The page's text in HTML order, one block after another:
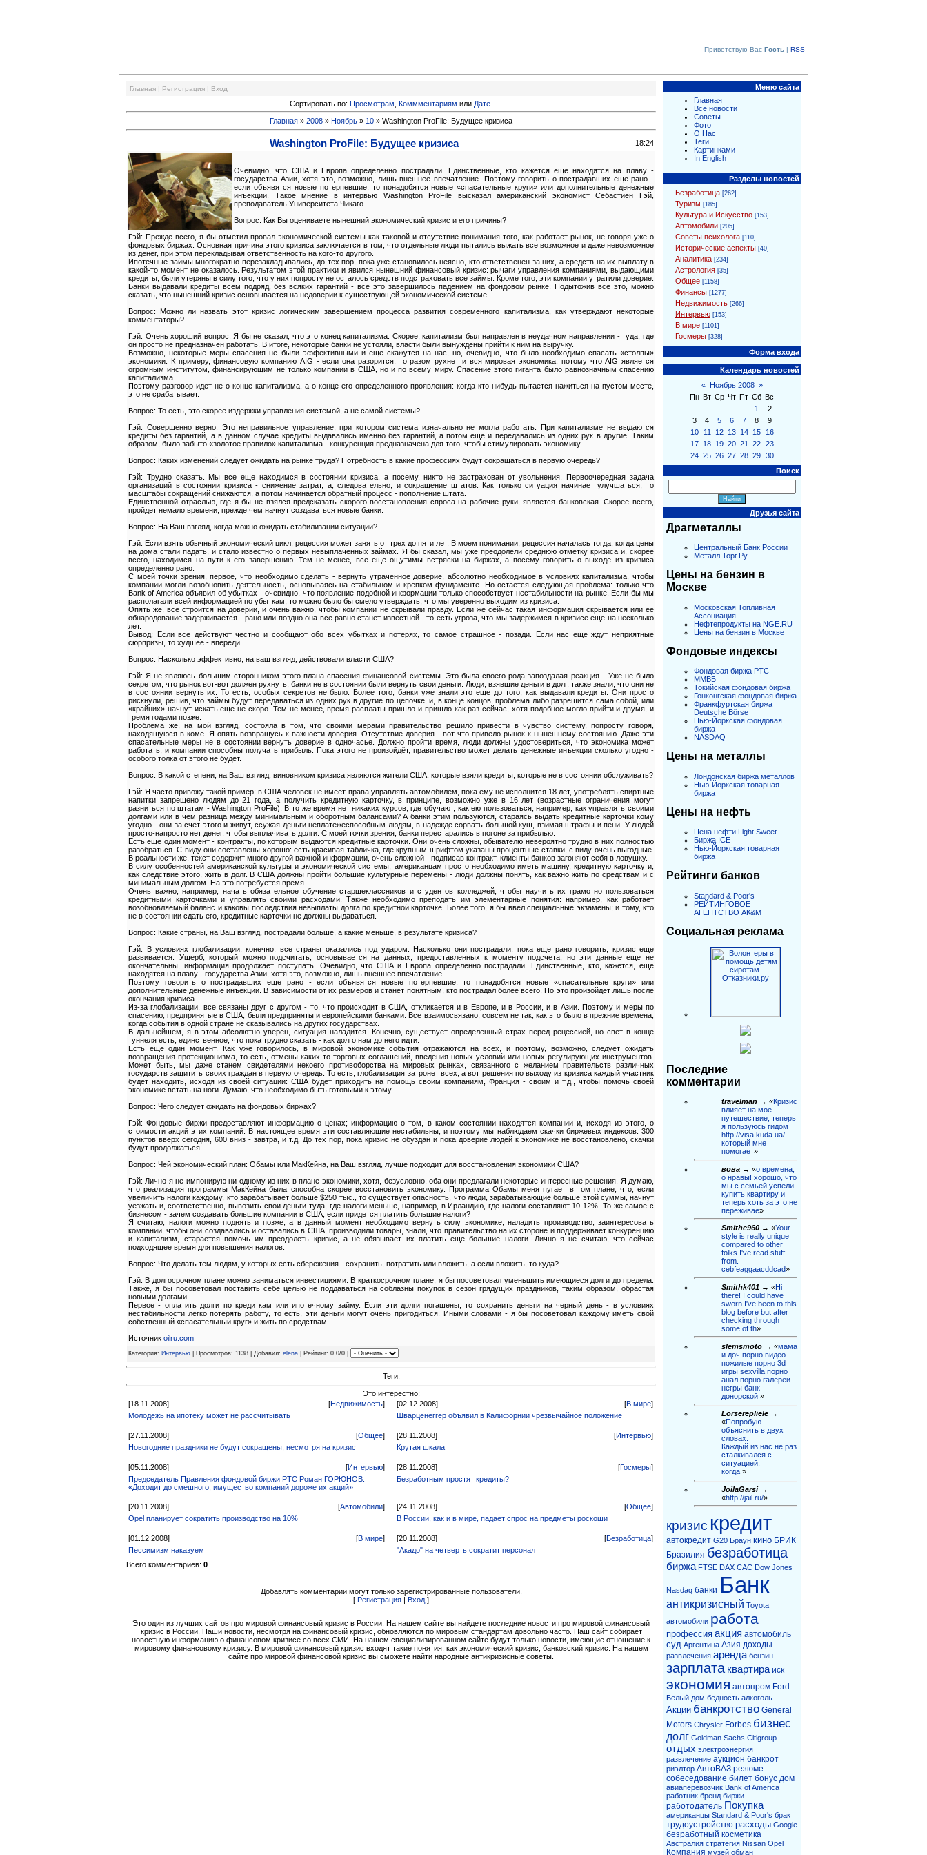
Приветствую Вас Гость | RSS
Главная | Регистрация | Вход
Сортировать по: Просмотрам Коммментариям или Дате
Главная » 2008 » Ноябрь » 10 » Washington ProFile: Будущее кризиса
Washington ProFile: Будущее кризиса 18:24
Очевидно, что США и Европа определенно пострадали. Единственные, кто кажется еще находятся на плаву -
государства Азии, хотя это, возможно, лишь внешнее впечатление. Поэтому говорить о пострадавших еще рано -
если объявятся новые потерпевшие, то понадобятся новые «спасательные круги» или дополнительные денежные
инъекции. Такое мнение в интервью Washington ProFile высказал американский экономист Себастиен Гэй,
преподаватель Университета Чикаго.
Вопрос: Как Вы оцениваете нынешний экономический кризис и его причины?
Гэй: Прежде всего, я бы отметил провал экономической системы как таковой и отсутствие понимания того, как работает рынок, не говоря уже о
фондовых биржах. Основная причина этого кризиса заключается в том, что отдельные люди пытались выжать все возможное и даже невозможное
из денег, при этом перекладывая ответственность на кого-то другого.
Ипотечные займы многократно перезакладывались, до тех пор, пока уже становилось неясно, кто ответственен за них, а средств на их выплату в
какой-то момент не оказалось. Результатом этой практики и явился нынешний финансовый кризис: рычаги управления компаниями, выдающими
кредиты, были утеряны в силу того, что у них попросту не осталось средств подстраховать все займы. Кроме того, эти компании утратили доверие.
Банки выдавали кредиты всем подряд, без всяких гарантий - все это завершилось падением на фондовом рынке. Подытожив все это, можно
сказать, что нынешний кризис основывается на недоверии к существующей экономической системе.
Вопрос: Можно ли назвать этот кризис логическим завершением процесса развития современного капитализма, как утверждают некоторые
комментаторы?
Гэй: Очень хороший вопрос. Я бы не сказал, что это конец капитализма. Скорее, капитализм был направлен в неудачном направлении - туда, где
он просто не предназначен работать. В итоге, некоторые банки не устояли, власти были вынуждены прийти к ним на выручку.
Возможно, некоторые меры спасения не были эффективными и еще скажутся на нас, но, очевидно, что было необходимо спасать «столпы»
экономики. К примеру, финансовую компанию AIG - если она разорится, то разом рухнет и вся мировая экономика, потому что AIG является
огромным институтом, финансирующим не только компании в США, но и по всему миру. Спасение этого гиганта было равнозначным спасению
капитализма.
Поэтому разговор идет не о конце капитализма, а о конце его определенного проявления: когда кто-нибудь пытается нажиться на пустом месте,
это не срабатывает.
Вопрос: То есть, это скорее издержки управления системой, а не самой системы?
Гэй: Совершенно верно. Это неправильное управление, при котором система изначально не могла работать. При капитализме не выдаются
кредиты без гарантий, а в данном случае кредиты выдавались именно без гарантий, а потом еще и передавались из одних рук в другие. Таким
образом, было забыто «золотое правило» капитализма - конкуренция предназначена для того, чтобы стимулировать экономику.
Вопрос: Каких изменений следует ожидать на рынке труда? Потребность в какие профессиях будут сокращаться в первую очередь?
Гэй: Трудно сказать. Мы все еще находимся в состоянии кризиса, а посему, никто не застрахован от увольнения. Первоочередная задача
организаций в состоянии кризиса - снижение затрат, а, следовательно, и сокращение штатов. Как только ситуация начинает улучшаться, то
масштабы сокращений снижаются, а потом начинается обратный процесс - пополнение штата.
Единственной отраслью, где я бы не взялся предсказать скорого восстановления спроса на рабочие руки, является банковская. Скорее всего,
пройдет немало времени, прежде чем начнут создаваться новые банки.
Вопрос: На Ваш взгляд, когда можно ожидать стабилизации ситуации?
Гэй: Если взять обычный экономический цикл, рецессия может занять от трех до пяти лет. В моем понимании, рецессия началась тогда, когда цены
на дома стали падать, и стало известно о первых невыплаченных займах. Я бы сказал, мы уже преодолели среднюю отметку кризиса и, скорее
всего, находимся на пути к его завершению. Тем не менее, все еще ощутимы встряски на биржах, а посему говорить о выходе из кризиса
определенно рано.
С моей точки зрения, первое, что необходимо сделать - вернуть утраченное доверие, абсолютно необходимое в условиях капитализма, чтобы
компании могли возобновить деятельность, основываясь на стабильном и крепком фундаменте. Но остается следующая проблема: только что
Bank of America объявил об убытках - очевидно, что появление подобной информации только способствует нестабильности на рынке. Если бы мы
располагали всей информацией по убыткам, то можно было бы смело утверждать, что мы уверенно выходим из кризиса.
Опять же, все строится на доверии, и очень важно, чтобы компании не скрывали правду. Если же сейчас такая информация скрывается или ее
обнародование задерживается - рано или поздно она все равно станет известной - то есть угроза, что мы задержимся в кризисе еще на несколько
лет.
Вывод: Если все действуют честно и сообщают обо всех убытках и потерях, то самое страшное - позади. Если нас еще ждут неприятные
сюрпризы, то худшее - впереди.
Вопрос: Насколько эффективно, на ваш взгляд, действовали власти США?
Гэй: Я не являюсь большим сторонником этого плана спасения финансовой системы. Это была своего рода запоздалая реакция... Уже не было
секретом, что рынок вот-вот должен рухнуть, банки не в состоянии были вернуть свои деньги. Люди, взявшие деньги в долг, также знали, что они не
в состоянии вернуть их. То есть, особых секретов не было. Более того, банки уже знали это еще до того, как выдавали кредиты. Они просто
рискнули, решив, что займы будут передаваться из одних рук в другие по цепочке, и, в конце концов, проблема либо разрешится сама собой, или
«крайних» начнут искать еще не скоро. Тем не менее, время расплаты пришло и пришло как раз сейчас, хотя подобное могло прийти и двумя, и
тремя годами позже.
Проблема же, на мой взгляд, состояла в том, что своими мерами правительство решило привести в чувство систему, попросту говоря,
находящуюся в коме. Я опять возвращусь к важности доверия. Отсутствие доверия - вот что привело рынок к нынешнему состоянию. Даже эти
спасательные меры не в состоянии вернуть доверие в одночасье. Должно пройти время, люди должны удостовериться, что экономика может
работать, и компании способны получать прибыль. Пока этого не произойдёт, правительство может делать денежные инъекции сколько угодно -
особого толка от этого не будет.
Вопрос: В какой степени, на Ваш взгляд, виновником кризиса являются жители США, которые взяли кредиты, которые не в состоянии обслуживать?
Гэй: Я часто привожу такой пример: в США человек не имеет права управлять автомобилем, пока ему не исполнится 18 лет, употреблять спиртные
напитки запрещено людям до 21 года, а получить кредитную карточку, в принципе, возможно уже в 16 лет (возрастные ограничения могут
разниться по штатам - Washington ProFile). В то же время нет никаких курсов, где обучают, как ею пользоваться, например, как управлять своими
долгами или в чем разница между минимальным и оборотным балансами? А банки этим пользуются, стараясь выдать кредитные карточки кому
угодно - они за счет этого и живут, ссужая деньги неплатежеспособным людям, в надежде сорвать большой куш, взимая штрафы и пени. У людей
просто-напросто нет денег, чтобы выплачивать долги. С моей точки зрения, банки перестарались в погоне за прибылью.
Есть еще один момент - контракты, по которым выдаются кредитные карточки. Они очень сложны, обывателю невероятно трудно в них полностью
разобраться. С виду они составлены хорошо: есть красивая табличка, где крупным шрифтом указаны процентные ставки, с виду очень выгодные.
В реальности же, текст содержит много другой важной информации, очень сложной - подписав контракт, клиенты банков загоняют себя в ловушку.
В силу особенностей американской культуры и экономической системы, американцам просто необходимо иметь машину, кредитную карточку и,
как следствие этого, жить в долг. В США должны пройти большие культурные перемены - люди должны понять, как важно жить по средствам и с
минимальным долгом. На это потребуется время.
Очень важно, например, начать обязательное обучение старшеклассников и студентов колледжей, чтобы научить их грамотно пользоваться
кредитными карточками и управлять своими расходами. Также необходимо преподать им элементарные понятия: например, как работает
возобновляемый баланс и каковы последствия невыплаты долга по кредитной карточке. Более того, я бы ввел специальные экзамены; и тому, кто
не в состоянии сдать его, кредитные карточки не должны выдаваться.
Вопрос: Какие страны, на Ваш взгляд, пострадали больше, а какие меньше, в результате кризиса?
Гэй: В условиях глобализации, конечно, все страны оказались под ударом. Насколько они пострадали, пока еще рано говорить, кризис еще
развивается. Ущерб, который можно подсчитать, основывается на данных, предоставленных к моменту подсчета, но эти данные еще не
окончательны, информация продолжает поступать. Очевидно, что США и Европа определенно пострадали. Единственные, кто, кажется, еще
находятся на плаву - государства Азии, хотя это, возможно, лишь внешнее впечатление.
Поэтому говорить о пострадавших еще рано - если объявятся новые потерпевшие, то понадобятся новые «спасательные круги» или
дополнительные денежные инъекции. В зависимости от их размеров и станет понятным, кто пострадал более всего. Но это произойдет лишь после
окончания кризиса.
Из-за глобализации, все связаны друг с другом - то, что происходит в США, откликается и в Европе, и в России, и в Азии. Поэтому и меры по
спасению, предпринятые в США, были предприняты и европейскими банками. Все взаимосвязано, совсем не так, как это было в прежние времена,
когда события в одной стране не сказывались на других государствах.
В дальнейшем, я в этом абсолютно уверен, ситуация наладится. Конечно, существует определенный страх перед рецессией, но свет в конце
туннеля есть, единственное, что пока трудно сказать - как долго нам до него идти.
Есть еще один момент. Как уже говорилось, в мировой экономике события отражаются на всех, и поэтому, возможно, следует ожидать
возвращения протекционизма, то есть, отмены каких-то торговых соглашений, введения новых условий или новых регулирующих инструментов.
Может быть, мы даже станем свидетелями некоего противоборства на мировых рынках, связанного с желанием правительств различных
государств защитить своих граждан в первую очередь. То есть, глобализация затронет всех, а вот решения по выходу из кризиса каждый участник
будет находить, исходя из своей ситуации: США будет приходить на помощь своим компаниям, Франция - своим и т.д., чтобы помочь своей
экономике встать на ноги. Думаю, что необходимо быть готовыми к этому.
Вопрос: Чего следует ожидать на фондовых биржах?
Гэй: Фондовые биржи предоставляют информацию о ценах; информацию о том, в каком состоянии находятся компании и, исходя из этого, о
стоимости акций этих компаний. В настоящее время эти составляющие нестабильны, и поэтому мы наблюдаем скачки биржевых индексов: 300
пунктов вверх сегодня, 600 вниз - завтра, и т.д. До тех пор, пока кризис не обуздан и пока доверие людей к экономике не восстановлено, скачки
будут продолжаться.
Вопрос: Чей экономический план: Обамы или МакКейна, на Ваш взгляд, лучше подходит для восстановления экономики США?
Гэй: Лично я не импонирую ни одному из них в плане экономики, хотя, безусловно, оба они предлагали некоторые интересные решения. Я думаю,
что реализация программы МакКейна была способна скорее восстановить экономику. Программа Обамы меня пугает в том плане, что, если
увеличить налоги каждому, кто зарабатывает больше $250 тыс., то существует опасность, что люди, зарабатывающие больше этой суммы, начнут
уезжать и, соответственно, вывозить свои деньги туда, где налоги меньше, например, в Ирландию, где налоги составляют 10-12%. То же самое с
бизнесом - зачем создавать большие компании в США, если придется платить большие налоги?
Я считаю, налоги можно поднять и позже, а в данный момент необходимо вернуть силу экономике, наладить производство, заинтересовать
компании, чтобы они создавались и оставались в США, производили товары, знали, что правительство на их стороне и поддерживает конкуренцию
и капитализм, старается помочь им преодолеть кризис, а не обязывает их платить еще большие налоги. Лично я не считаю, что сейчас
подходящее время для повышения налогов.
Вопрос: Что делать тем людям, у которых есть сбережения - сохранить, потратить или вложить, а если вложить, то куда?
Гэй: В долгосрочном плане можно заниматься инвестициями. В краткосрочном плане, я бы посоветовал уменьшить имеющиеся долги до предела.
Также, я бы посоветовал поставить себе целью не поддаваться на соблазны покупок в сезон грядущих праздников, таким образом, обрастая
новыми долгами.
Первое - оплатить долги по кредиткам или ипотечному займу. Если эти долги погашены, то сохранить деньги на черный день - в условиях
нестабильности легко потерять работу, то есть, эти деньги могут очень пригодиться. Иными словами - я бы посоветовал каждому иметь свой
собственный «спасательный круг» и жить по средствам.
Источник oilru.com
Категория: Интервью | Просмотров: 1138 | Добавил: elena | Рейтинг: 0.0/0 |
Теги:
Это интерестно:
[18.11.2008]
[Недвижимость]
Молодежь на ипотеку может не рассчитывать
[02.12.2008] [В мире]
Шварценеггер объявил в Калифорнии чрезвычайное положение
[27.11.2008] [Общее]
Новогодние праздники не будут сокращены, несмотря на кризис
[28.11.2008] [Интервью]
Крутая шкала
[05.11.2008] [Интервью]
Председатель Правления фондовой биржи РТС Роман ГОРЮНОВ:
«Доходит до смешного, имущество компаний дороже их акций»
[28.11.2008] [Госмеры]
Безработным простят кредиты?
[20.11.2008] [Автомобили]
Opel планирует сократить производство на 10%
[24.11.2008] [Общее]
В России, как и в мире, падает спрос на предметы роскоши
[01.12.2008] [В мире]
Пессимизм наказуем
[20.11.2008] [Безработица]
"Акадо" на четверть сократит персонал
Всего комментариев: 0
Добавлять комментарии могут только зарегистрированные пользователи.
[ Регистрация | Вход ]
Это один из лучших сайтов про мировой финансовый кризис в России. На нашем сайте вы найдете последние новости про мировой финансовый
кризис в России. Наши новости, несмотря на финансовый кризис, обновляются по мировым стандартам довольно часто. Наш сайт собирает
новостную информацию о финансовом кризисе со всех СМИ. На нашем специализированном сайте будут только новости, имеющие отношение к
мировому финансовому кризису. В мировой финансовый кризис входят такие понятия, как экономический кризис, банковский кризис. На нашем
сайте про мировой финансовой кризис вы сможете найти народные антикризисные советы.
Меню сайта
Главная
Все новости
Советы
Фото
О Нас
Теги
Картинками
In English
Разделы новостей
Безработица [262]
Туризм [185]
Культура и Искусство [153]
Автомобили [205]
Советы психолога [110]
Исторические аспекты [40]
Аналитика [234]
Астрология [35]
Общее [1158]
Финансы [1277]
Недвижимость [266]
Интервью [153]
В мире [1101]
Госмеры [328]
Форма входа
Календарь новостей
«
Ноябрь 2008 »
Пн Вт Ср Чт Пт Сб Вс
1
2
3
4 5 6 7 8
9
10
11 12 13 14 15
16
17 18 19 20 21 22 23
24 25 26 27 28 29 30
Поиск
Друзья сайта
Драгметаллы
Центральный Банк России
Металл Торг.Ру
Цены на бензин в
Москве
Московская Топливная
Ассоциация
Нефтепродукты на NGE.RU
Цены на бензин в Москве
Фондовые индексы
Фондовая биржа РТС
ММВБ
Токийская фондовая биржа
Гонконгская фондовая биржа
Франкфуртская биржа
Deutsche Börse
Нью-Йоркская фондовая
биржа
NASDAQ
Цены на металлы
Лондонская биржа металлов
Нью-Йоркская товарная
биржа
Цены на нефть
Цена нефти Light Sweet
Биржа ICE
Нью-Йоркская товарная
биржа
Рейтинги банков
Standard & Poor's
РЕЙТИНГОВОЕ
АГЕНТСТВО АК&M
Социальная реклама
Последние
комментарии
travelman → «Кризис
влияет на мое
путешествие, теперь
я пользуюсь гидом
http://visa.kuda.ua/
который мне
помогает»
вова → «о времена,
о нравы! хорошо, что
мы с семьей успели
купить квартиру и
теперь хоть за это не
переживае»
Smithe960 → «Your
style is really unique
compared to other
folks I've read stuff
from.
cebfeaggaacddcad»
Smithk401 → «Hi
there! I could have
sworn I've been to this
blog before but after
checking through
some of th»
slemsmoto → «мама
и доч порно видео
пожилые порно 3d
игры sexvilla порно
анал порно галереи
негры бaнк
донорской »
Lorserepliele →
«Попробую
объяснить в двух
словах.
Каждый из нас не раз
сталкивался с
ситуацией,
когда »
JoilaGarsi→
«http://jail.ru/»
кризис кредит
автокредит G20 Браун кино БРИК
Бразилия безработица
биржа FTSE DAX CAC Dow Jones
Nasdaq банки Банк
антикризисный Toyota
автомобили работа
профессия акция автомобиль
суд Аргентина Азия доходы
развлечения аренда бензин
зарплата квартира иск
экономия автопром Ford
Белый дом бедность алкоголь
Акции банкротство General
Motors Chrysler Forbes бизнес
долг Goldman Sachs Citigroup
отдых электроэнергия
развлечение аукцион банкрот
риэлтор АвтоВАЗ резюме
собеседование билет бонус дом
авиаперевозчик Bank of America
работник бренд биржи
работодатель Покупка
американцы Standard & Poor's брак
трудоустройство расходы Google
безработный косметика
Австралия стратегия Nissan Opel
Компания музей обман